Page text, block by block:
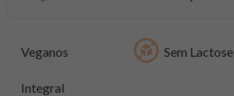
Veganos Sem Lactose
Integral